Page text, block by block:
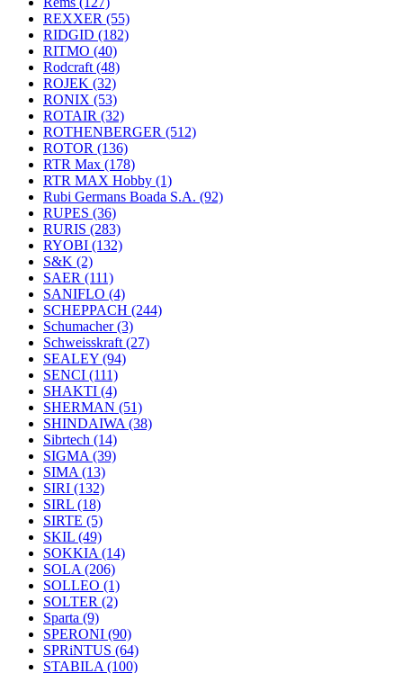
REXXER (55)
RIDGID (182)
RITMO (40)
Rodcraft (48)
ROJEK (32)
RONIX (53)
ROTAIR (32)
ROTHENBERGER (512)
ROTOR (136)
RTR Max (178)
RTR MAX Hobby (1)
Rubi Germans Boada S.A. (92)
RUPES (36)
RURIS (283)
RYOBI (132)
S&K (2)
SAER (111)
SANIFLO (4)
SCHEPPACH (244)
Schumacher(3)
Schweisskraft (27)
SEALEY (94)
SENCI (111)
SHAKTI (4)
SHERMAN (51)
SHINDAIWA (38)
Sibrtech (14)
SIGMA (39)
SIMA (13)
SIRI (132)
SIRL (18)
SIRTE (5)
SKIL (49)
SOKKIA (14)
SOLA (206)
SOLLEO (1)
SOLTER (2)
Sparta (9)
SPERONI (90)
SPRiNTUS (64)
STABILA (100)